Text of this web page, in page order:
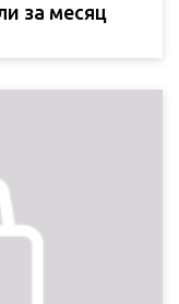
за месяц